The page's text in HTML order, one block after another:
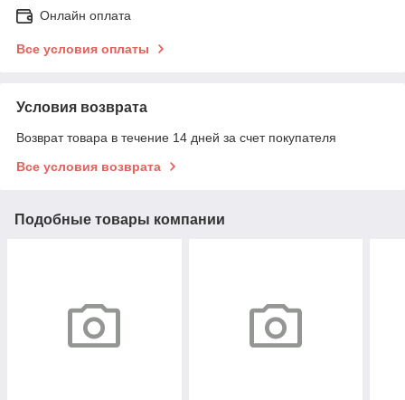
Онлайн оплата
Все условия оплаты
Условия возврата
Возврат товара в течение 14 дней за счет покупателя
Все условия возврата
Подобные товары компании